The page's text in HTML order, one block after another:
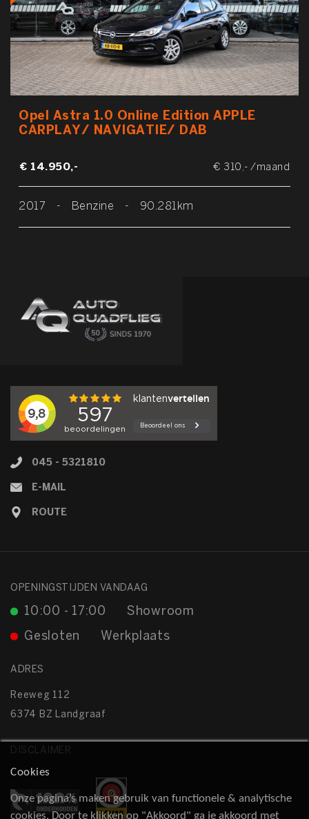
Opel Astra 1.0 Online Edition APPLE
CARPLAY/ NAVIGATIE/ DAB
€ 14.950,- € 310,- /maand
2017 - Benzine - 90.281km
045 - 5321810
E-MAIL
ROUTE
OPENINGSTIJDEN VANDAAG
Showroom
10:00 - 17:00
Werkplaats
Gesloten
ADRES
Reeweg 112
6374 BZ Landgraaf
DISCLAIMER
Cookies
Onze pagina’s maken gebruik van functionele & analytische
cookies. Door te klikken op "Akkoord" ga je akkoord met